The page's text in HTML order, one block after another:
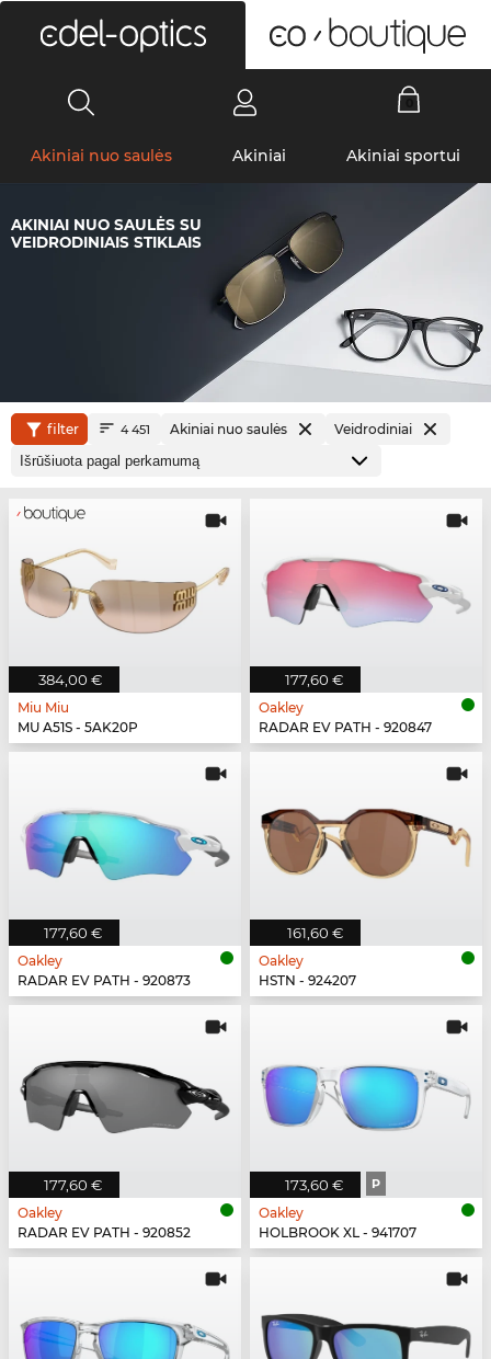
Akiniai nuo saulės Akiniai Akiniai sportui
AKINIAI NUO SAULĖS SU
VEIDRODINIAIS STIKLAIS
filter 4 451 Akiniai nuo saulės Veidrodiniai
384,00 €
Miu Miu
MU A51S - 5AK20P
177,60 €
Oakley
RADAR EV PATH - 920847
177,60 €
Oakley
RADAR EV PATH - 920873
161,60 €
Oakley
HSTN - 924207
177,60 €
Oakley
RADAR EV PATH - 920852
173,60 € P
Oakley
HOLBROOK XL - 941707